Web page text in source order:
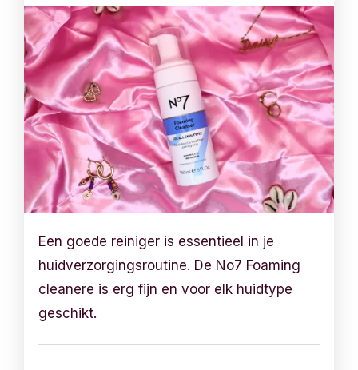
Een goede reiniger is essentieel in je
huidverzorgingsroutine. De No7 Foaming
cleanere is erg fijn en voor elk huidtype
geschikt.